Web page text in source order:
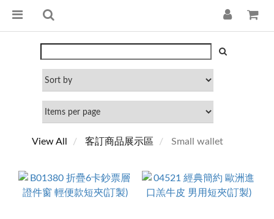
View All 客訂商品展示區 Small wallet